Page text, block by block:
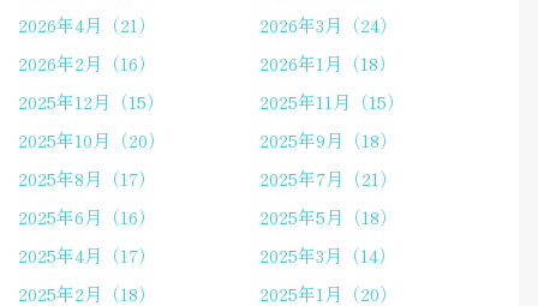
2026年4月（21）
2026年3月（24）
2026年2月（16）
2026年1月（18）
2025年12月（15）
2025年11月（15）
2025年10月（20）
2025年9月（18）
2025年8月（17）
2025年7月（21）
2025年6月（16）
2025年5月（18）
2025年4月（17）
2025年3月（14）
2025年2月（18）
2025年1月（20）